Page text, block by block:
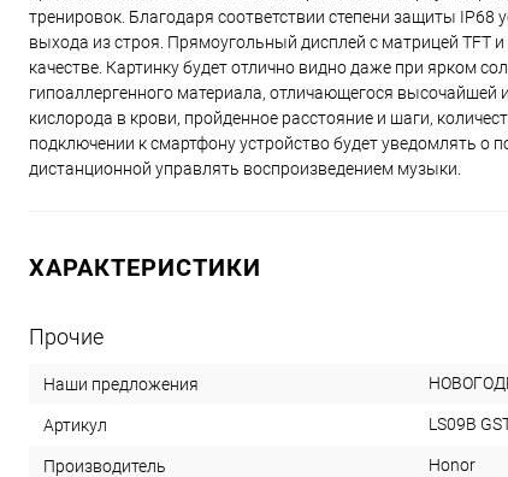
тренировок. Благодаря соответствии степени защиты IP68
выхода из строя. Прямоугольный дисплей с матрицей
качестве. Картинку будет отлично видно даже при ярком
гипоаллергенного материала, отличающегося
кислорода в крови, пройденное расстояние и шаги,
подключении к смартфону устройство будет уведомлять о
дистанционной управлять воспроизведением музыки.
ХАРАКТЕРИСТИКИ
Прочие
Наши предложения
Артикул LS09B
Производитель Honor